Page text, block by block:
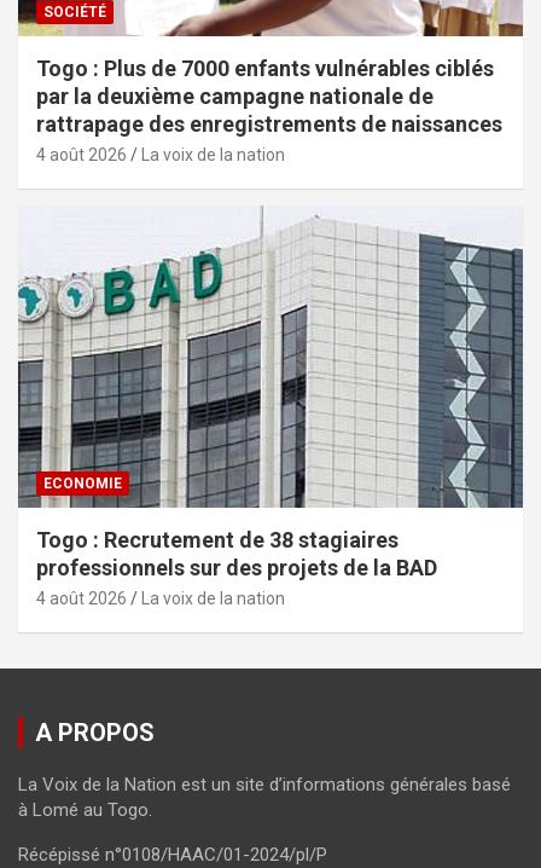
SOCIÉTÉ
Togo : Plus de 7000 enfants vulnérables ciblés
par la deuxième campagne nationale de
rattrapage des enregistrements de naissances
4 août 2026 La voix de la nation
ECONOMIE
Togo : Recrutement de 38 stagiaires
professionnels sur des projets de la BAD
4 août 2026 La voix de la nation
A PROPOS
La Voix de la Nation est un site d’informations générales basé
à Lomé au Togo.
Récépissé n°0108/HAAC/01-2024/pl/P